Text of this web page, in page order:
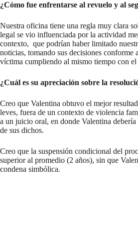
¿Cómo fue enfrentarse al revuelo y al
Nuestra oficina tiene una regla muy clara
legal se vio influenciada por la actividad
contexto, que podrían haber limitado
noticias, tomando sus decisiones conforme
víctima cumpliendo al mismo tiempo con
¿Cuál es su apreciación sobre la
Creo que Valentina obtuvo el mejor
leves, fuera de un contexto de violencia
a un juicio oral, en donde Valentina
de sus dichos.
Creo que la suspensión condicional del
superior al promedio (2 años), sin que
condena simbólica.